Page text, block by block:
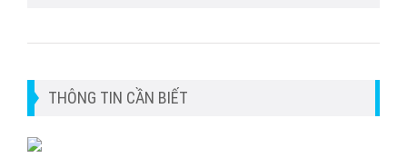
THÔNG TIN CẦN BIẾT